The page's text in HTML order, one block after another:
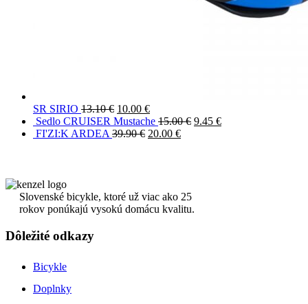
SR SIRIO 13.10€ 10.00 €
Sedlo CRUISER Mustache 15.00€ 9.45 €
FI'ZI:K ARDEA 39.90€ 20.00 €
Slovenské bicykle, ktoré už viac ako 25
rokov ponúkajú vysokú domácu kvalitu.
Dôležité odkazy
Bicykle
Doplnky